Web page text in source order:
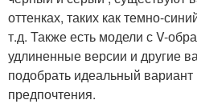
оттенках, таких как темно-
т.д. Также есть модели с V-
удлиненные версии и другие
подобрать идеальный
предпочтения.